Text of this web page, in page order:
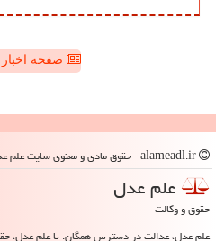
صفحه
علم عدل
حقوق و وکالت
علم عدل، عدالت در دسترس همگان. با علم عدل،